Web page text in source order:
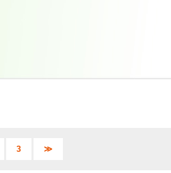
3 ≫